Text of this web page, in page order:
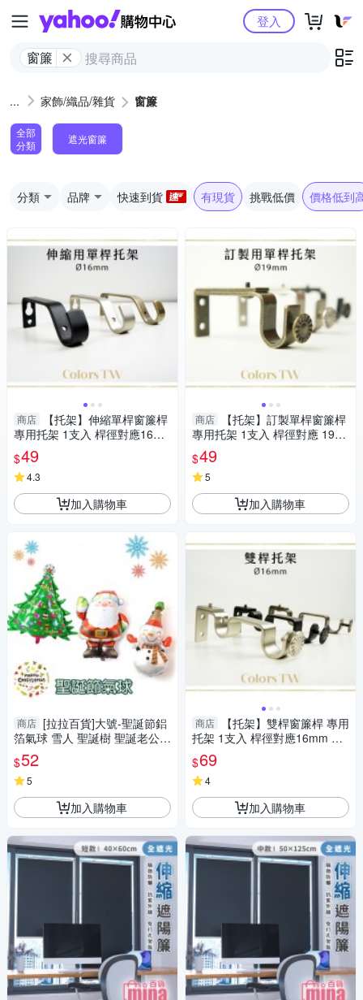
Yahoo購物中心
窗簾
登入
家飾/織品/雜貨 窗簾
全部
分類
遮光窗簾
分類 品牌 快速到貨 有現貨 挑戰低價 價格低到
商店
【托架】伸縮單桿窗簾桿
專用托架 1支入 桿徑對應16m
m 配件 五金用品
$49
4.3
加入購物車
商店 [拉拉百貨]大號-聖誕節鋁
箔氣球 雪人 聖誕樹 聖誕老公公
耶誕氣球 裝飾 佈置 禮物
$52
5
加入購物車
商店
【托架】訂製單桿窗簾桿
專用托架 1支入 桿徑對應 19m
m 配件 五金用品
$49
5
加入購物車
商店
【托架】雙桿窗簾桿 專用
托架 1支入 桿徑對應16mm 配
件 五金用品
$69
4
加入購物車